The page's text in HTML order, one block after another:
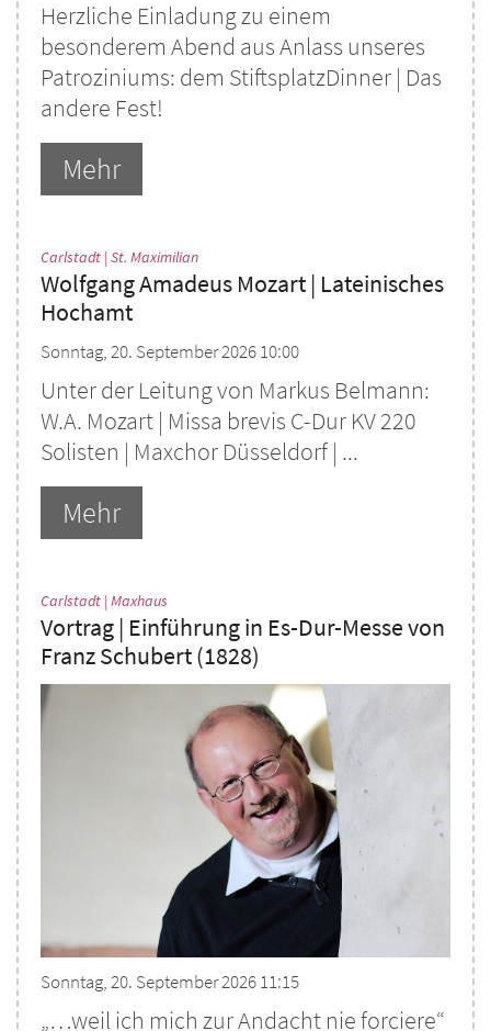
Herzliche Einladung zu einem
besonderem Abend aus Anlass unseres
Patroziniums: dem StiftsplatzDinner | Das
andere Fest!
Mehr
Carlstadt | St. Maximilian:
Wolfgang Amadeus Mozart | Lateinisches
Hochamt
Sonntag, 20. September 2026 10:00
Unter der Leitung von Markus Belmann:
W.A. Mozart | Missa brevis C-Dur KV 220
Solisten | Maxchor Düsseldorf | ...
Mehr
Carlstadt | Maxhaus
Vortrag | Einführung in Es-Dur-Messe von
Franz Schubert (1828)
Sonntag, 20. September 2026 11:15
„…weil ich mich zur Andacht nie forciere“